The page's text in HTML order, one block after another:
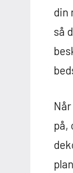
din
så
på,